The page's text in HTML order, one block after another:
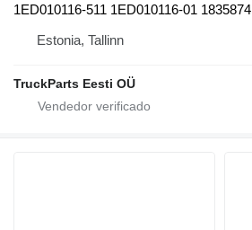
1ED010116-511 1ED010116-01 1835874
Estonia, Tallinn
TruckParts Eesti OÜ